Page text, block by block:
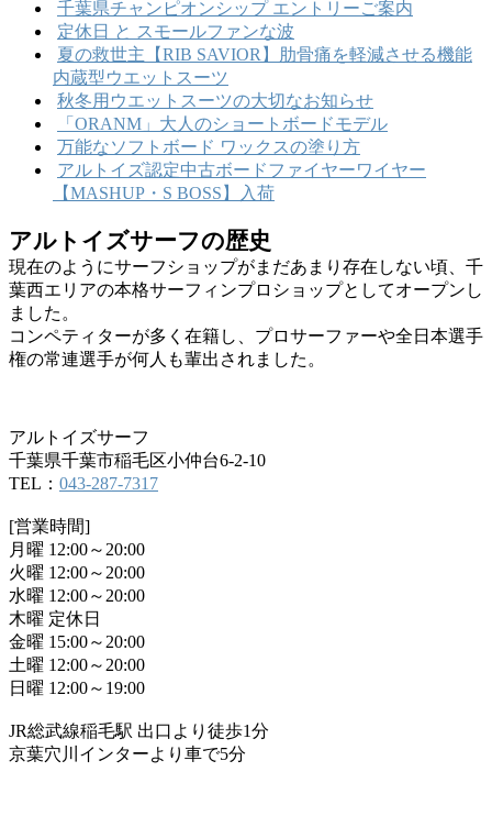
千葉県チャンピオンシップ エントリーご案内
定休日 と スモールファンな波
夏の救世主【RIB SAVIOR】肋骨痛を軽減させる機能
内蔵型ウエットスーツ
秋冬用ウエットスーツの大切なお知らせ
「ORANM」大人のショートボードモデル
万能なソフトボード ワックスの塗り方
アルトイズ認定中古ボードファイヤーワイヤー
【MASHUP・S BOSS】入荷
アルトイズサーフの歴史
現在のようにサーフショップがまだあまり存在しない頃、千
葉西エリアの本格サーフィンプロショップとしてオープンし
ました。
コンペティターが多く在籍し、プロサーファーや全日本選手
権の常連選手が何人も輩出されました。
アルトイズサーフ
千葉県千葉市稲毛区小仲台6-2-10
TEL： 043-287-7317
[営業時間]
月曜 12:00～20:00
火曜 12:00～20:00
水曜 12:00～20:00
木曜 定休日
金曜 15:00～20:00
土曜 12:00～20:00
日曜 12:00～19:00
JR総武線稲毛駅 出口より徒歩1分
京葉穴川インターより車で5分